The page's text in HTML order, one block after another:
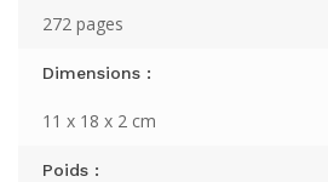
272 pages
Dimensions :
11 x 18 x 2 cm
Poids :